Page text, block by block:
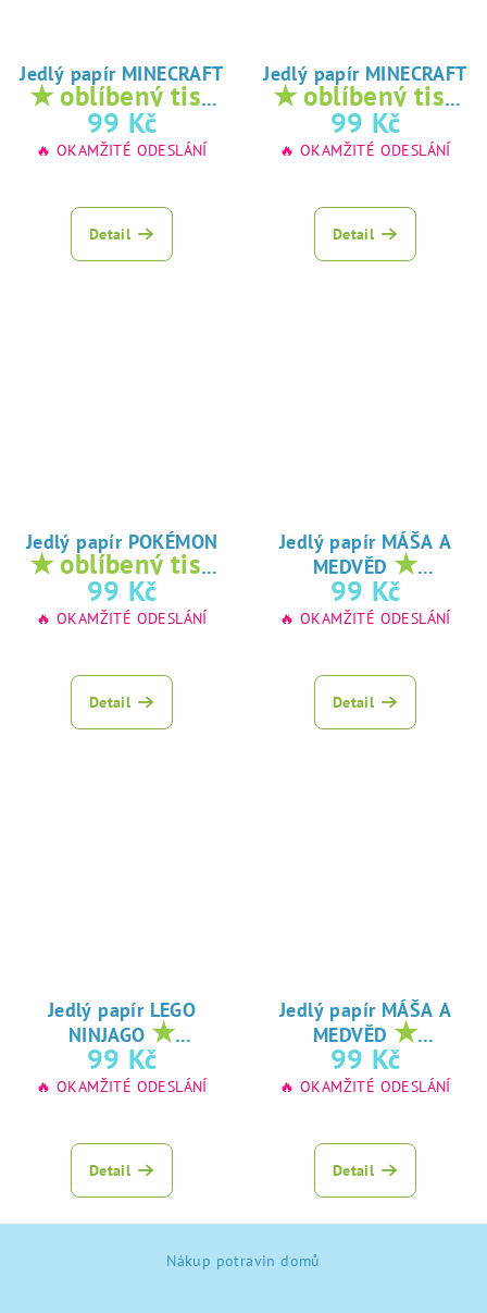
Jedlý papír MINECRAFT
★ oblíbený tisk
na jedlý papír
99 Kč
🔥 OKAMŽITÉ ODESLÁNÍ
Detail
Jedlý papír MINECRAFT
★ oblíbený tisk
na jedlý papír
99 Kč
🔥 OKAMŽITÉ ODESLÁNÍ
Detail
Jedlý papír POKÉMON
★ oblíbený tisk
na jedlý papír
99 Kč
🔥 OKAMŽITÉ ODESLÁNÍ
Detail
Jedlý papír MÁŠA A
MEDVĚD ★
oblíbený tisk na
jedlý papír
99 Kč
🔥 OKAMŽITÉ ODESLÁNÍ
Detail
Jedlý papír LEGO
NINJAGO ★
oblíbený tisk na
jedlý papír
99 Kč
🔥 OKAMŽITÉ ODESLÁNÍ
Detail
Jedlý papír MÁŠA A
MEDVĚD ★
oblíbený tisk na
jedlý papír
99 Kč
🔥 OKAMŽITÉ ODESLÁNÍ
Detail
Nákup potravin domů